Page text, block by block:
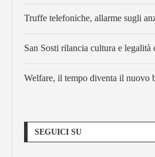
Truffe telefoniche, allarme sugli
San Sosti rilancia cultura e legalità
Welfare, il tempo diventa il nuovo
SEGUICI SU